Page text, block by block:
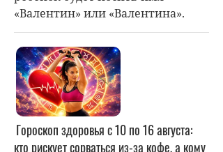
«Валентин» или «Валентина».